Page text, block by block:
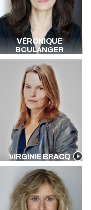
VÉRONIQUE
BOULANGER
VIRGINIE BRACQ